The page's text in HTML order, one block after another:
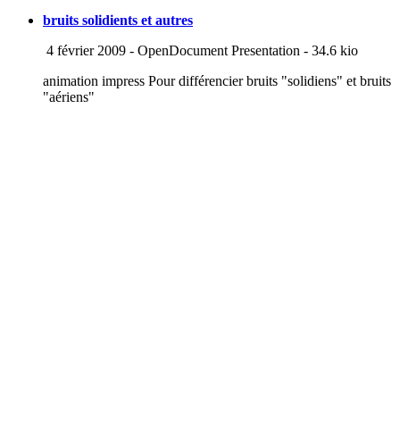
bruits solidients et autres
4 février 2009 - OpenDocument Presentation - 34.6 kio
animation impress Pour différencier bruits "solidiens" et bruits
"aériens"